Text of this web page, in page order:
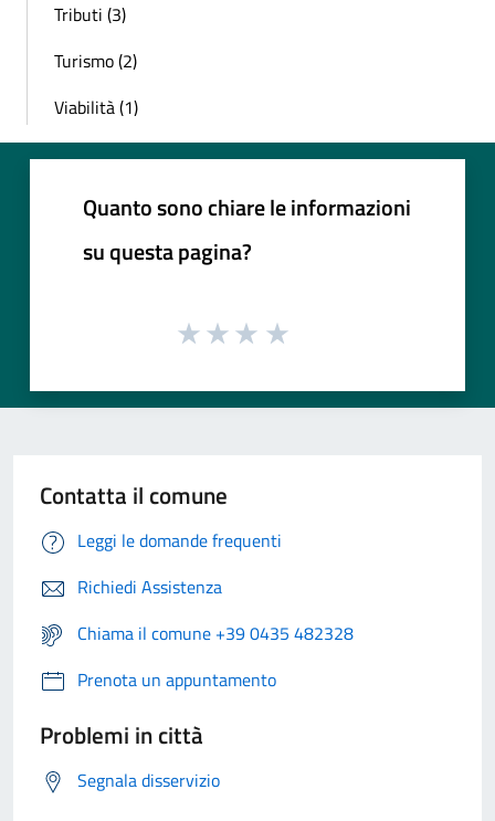
Tributi (3)
Turismo (2)
Viabilità (1)
Quanto sono chiare le informazioni
su questa pagina?
Contatta il comune
Leggi le domande frequenti
Richiedi Assistenza
Chiama il comune +39 0435 482328
Prenota un appuntamento
Problemi in città
Segnala disservizio